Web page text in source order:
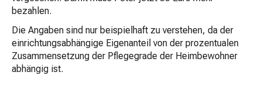
bezahlen.
Die Angaben sind nur beispielhaft zu verstehen, da der
einrichtungsabhängige Eigenanteil von der prozentualen
Zusammensetzung der Pflegegrade der Heimbewohner
abhängig ist.